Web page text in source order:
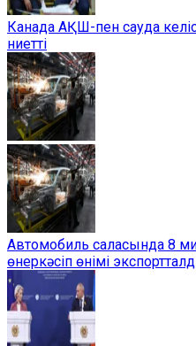
Канада АҚШ-пен сауда
ниетті
Автомобиль саласында 8
өнеркәсіп өнімі